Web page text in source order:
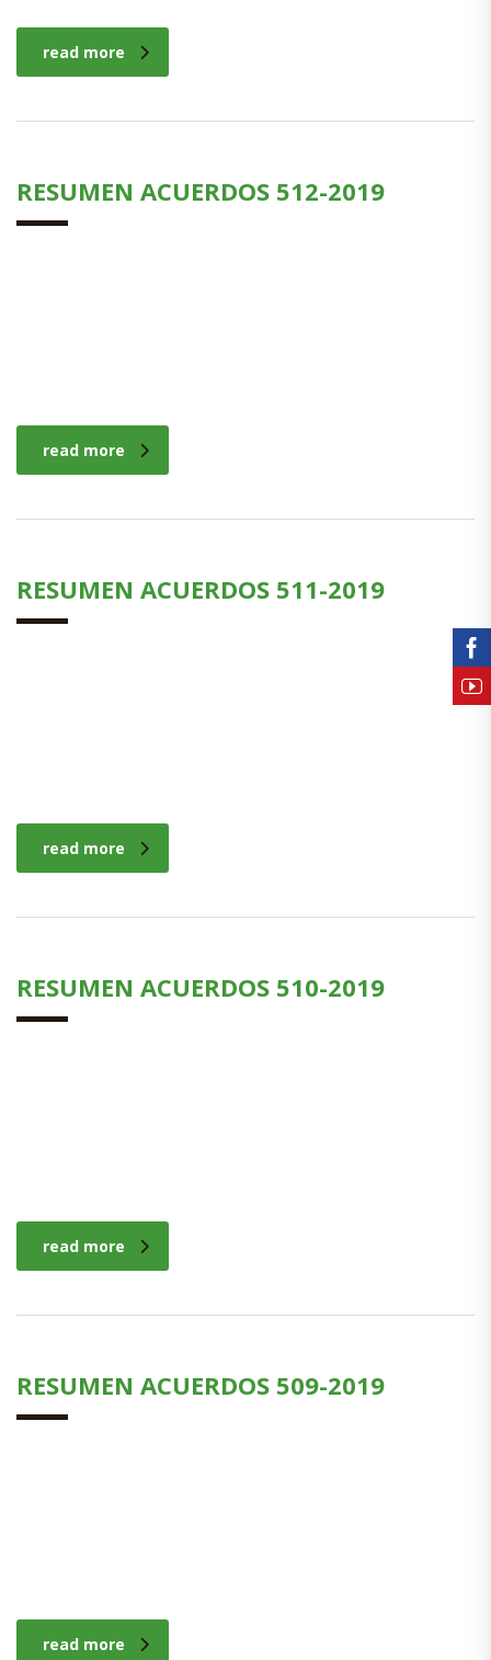
read more
RESUMEN ACUERDOS 512-2019
read more
RESUMEN ACUERDOS 511-2019
read more
RESUMEN ACUERDOS 510-2019
read more
RESUMEN ACUERDOS 509-2019
read more